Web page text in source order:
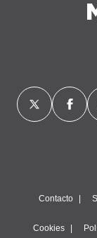
Contacto
Cookies